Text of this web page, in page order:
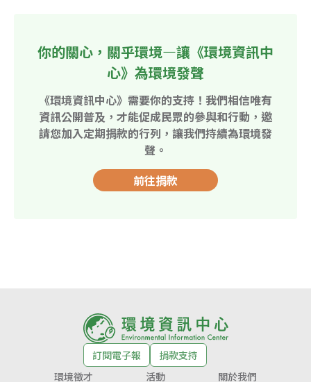
你的關心，關乎環境—讓《環境資訊中
心》為環境發聲
《環境資訊中心》需要你的支持！我們相信唯有
資訊公開普及，才能促成民眾的參與和行動，邀
請您加入定期捐款的行列，讓我們持續為環境發
聲。
前往捐款
訂閱電子報
捐款支持
環境徵才
活動 關於我們